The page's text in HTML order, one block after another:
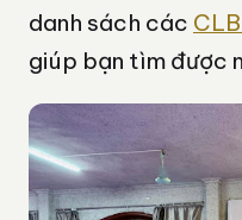
danh sách các
giúp bạn tìm được